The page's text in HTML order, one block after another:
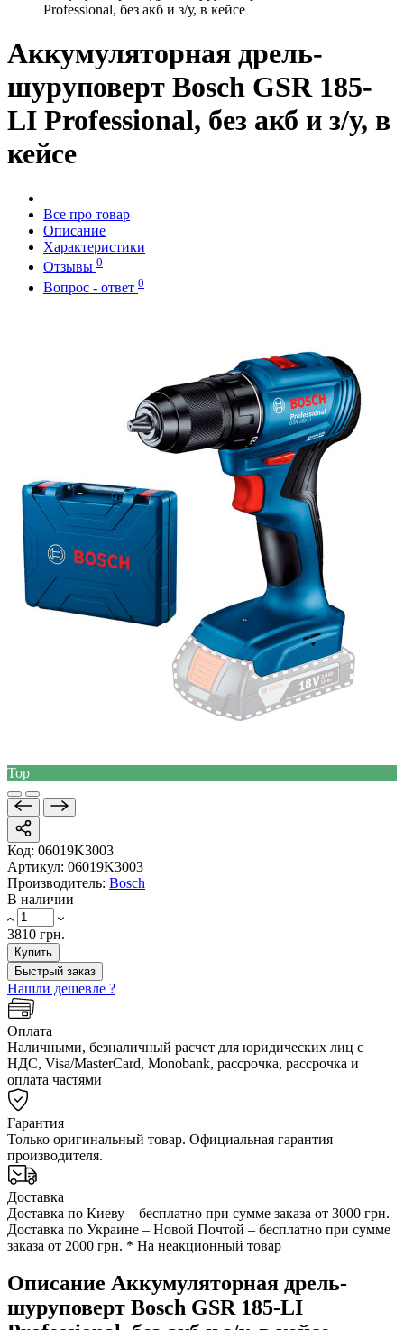
Professional, без акб и з/у, в кейсе
Аккумуляторная дрель-
шуруповерт Bosch GSR 185-
LI Professional, без акб и з/у, в
кейсе
Все про товар
Описание
Характеристики
Отзывы 0
Вопрос - ответ 0
Top
Код: 06019K3003
Артикул: 06019K3003
Производитель: Bosch
В наличии
3810 грн.
Купить
Быстрый заказ
Нашли дешевле ?
Оплата
Наличными, безналичный расчет для юридических лиц с
НДС, Visa/MasterCard, Monobank, рассрочка, рассрочка и
оплата частями
Гарантия
Только оригинальный товар. Официальная гарантия
производителя.
Доставка
Доставка по Киеву – бесплатно при сумме заказа от 3000 грн.
Доставка по Украине – Новой Почтой – бесплатно при сумме
заказа от 2000 грн. * На неакционный товар
Описание Аккумуляторная дрель-
шуруповерт Bosch GSR 185-LI